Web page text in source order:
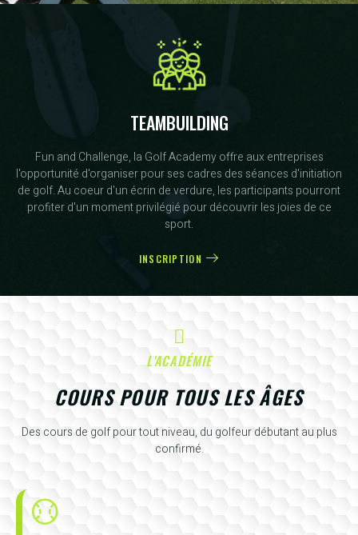
TEAMBUILDING
Fun and Challenge, la Golf Academy offre aux entreprises
l'opportunité d'organiser pour ses cadres des séances d'initiation
de golf. Au coeur d'un écrin de verdure, les participants pourront
profiter d'un moment privilégié pour découvrir les joies de ce
sport.
INSCRIPTION
L'ACADÉMIE
COURS POUR TOUS LES ÂGES
Des cours de golf pour tout niveau, du golfeur débutant au plus
confirmé.